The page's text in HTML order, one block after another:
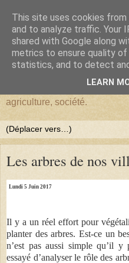
BlogHardi
Vous êtes sur BlogHardi,
agriculture, société.
Les arbres de nos
Lundi 5 Juin 2017
Il y a un réel effort pour
planter des arbres. Est-ce un
n’est pas aussi simple qu’il
essayé d’analyser le rôle des
This site uses cookies
and to analyze traffic. Your
shared with Google along
metrics to ensure quality of
statistics, and to detect
LEARN